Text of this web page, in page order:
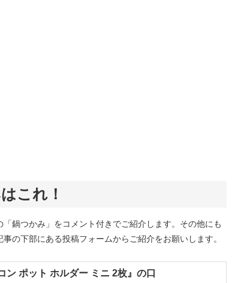
これ！
鍋つかみ」をコメント付きでご紹介します。その他にも
の下部にある投稿フォームからご紹介をお願いします。
ポット ホルダー ミニ 2枚』の口